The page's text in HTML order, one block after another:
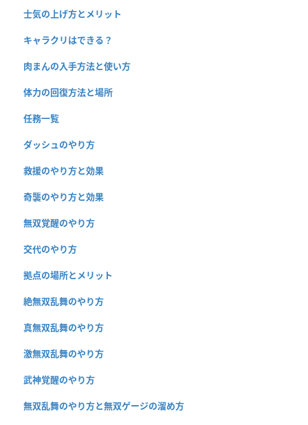
士気の上げ方とメリット
キャラクリはできる？
肉まんの入手方法と使い方
体力の回復方法と場所
任務一覧
ダッシュのやり方
救援のやり方と効果
奇襲のやり方と効果
無双覚醒のやり方
交代のやり方
拠点の場所とメリット
絶無双乱舞のやり方
真無双乱舞のやり方
激無双乱舞のやり方
武神覚醒のやり方
無双乱舞のやり方と無双ゲージの溜め方